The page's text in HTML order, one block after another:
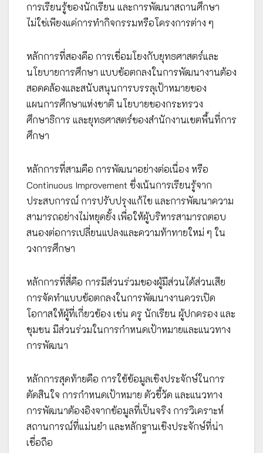
การเรียนรู้ของนักเรียน และการพัฒนาสถานศึกษา
ไม่ใช่เพียงแค่การทำกิจกรรมหรือโครงการต่าง ๆ
หลักการที่สองคือ การเชื่อมโยงกับยุทธศาสตร์และ
นโยบายการศึกษา แบบข้อตกลงในการพัฒนางานต้อง
สอดคล้องและสนับสนุนการบรรลุเป้าหมายของ
แผนการศึกษาแห่งชาติ นโยบายของกระทรวง
ศึกษาธิการ และยุทธศาสตร์ของสำนักงานเขตพื้นที่การ
ศึกษา
หลักการที่สามคือ การพัฒนาอย่างต่อเนื่อง หรือ
Continuous Improvement ซึ่งเน้นการเรียนรู้จาก
ประสบการณ์ การปรับปรุงแก้ไข และการพัฒนาความ
สามารถอย่างไม่หยุดยั้ง เพื่อให้ผู้บริหารสามารถตอบ
สนองต่อการเปลี่ยนแปลงและความท้าทายใหม่ ๆ ใน
วงการศึกษา
หลักการที่สี่คือ การมีส่วนร่วมของผู้มีส่วนได้ส่วนเสีย
การจัดทำแบบข้อตกลงในการพัฒนางานควรเปิด
โอกาสให้ผู้ที่เกี่ยวข้อง เช่น ครู นักเรียน ผู้ปกครอง และ
ชุมชน มีส่วนร่วมในการกำหนดเป้าหมายและแนวทาง
การพัฒนา
หลักการสุดท้ายคือ การใช้ข้อมูลเชิงประจักษ์ในการ
ตัดสินใจ การกำหนดเป้าหมาย ตัวชี้วัด และแนวทาง
การพัฒนาต้องอิงจากข้อมูลที่เป็นจริง การวิเคราะห์
สถานการณ์ที่แม่นยำ และหลักฐานเชิงประจักษ์ที่น่า
เชื่อถือ